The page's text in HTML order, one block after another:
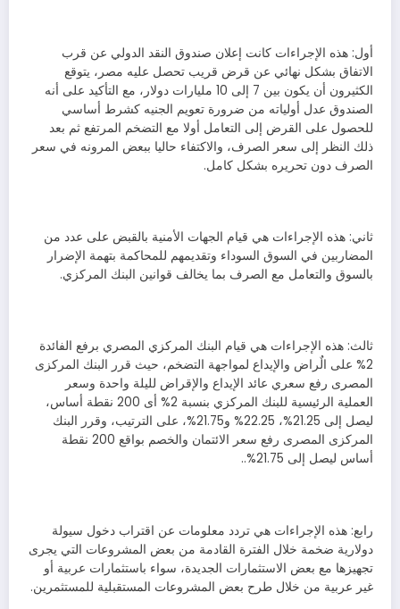
أول: هذه الإجراءات كانت إعلان صندوق النقد الدولي عن قرب
الاتفاق بشكل نهائي عن قرض قريب تحصل عليه مصر، يتوقع
الكثيرون أن يكون بين 7 إلى 10 مليارات دولار، مع التأكيد على أنه
الصندوق عدل أولياته من ضرورة تعويم الجنيه كشرط أساسي
للحصول على القرض إلى التعامل أولا مع التضخم المرتفع ثم بعد
ذلك النظر إلى سعر الصرف، والاكتفاء حاليا ببعض المرونه في سعر
الصرف دون تحريره بشكل كامل.
ثاني: هذه الإجراءات هي قيام الجهات الأمنية بالقبض على عدد من
المضاربين في السوق السوداء وتقديمهم للمحاكمة بتهمة الإضرار
بالسوق والتعامل مع الصرف بما يخالف قوانين البنك المركزي.
ثالث: هذه الإجراءات هي قيام البنك المركزي المصري برفع الفائدة
2% على الٌراض والإيداع لمواجهة التضخم، حيث قرر البنك المركزى
المصرى رفع سعري عائد الإيداع والإقراض لليلة واحدة وسعر
العملية الرئيسية للبنك المركزي بنسبة 2% أى 200 نقطة أساس،
ليصل إلى 21.25%، 22.25% و21.75%، على الترتيب، وقرر البنك
المركزى المصرى رفع سعر الائتمان والخصم بواقع 200 نقطة
أساس ليصل إلى 21.75%..
رابع: هذه الإجراءات هي تردد معلومات عن اقتراب دخول سيولة
دولارية ضخمة خلال الفترة القادمة من بعض المشروعات التي يجرى
تجهيزها مع بعض الاستثمارات الجديدة، سواء باستثمارات عربية أو
غير عربية من خلال طرح بعض المشروعات المستقبلية للمستثمرين.